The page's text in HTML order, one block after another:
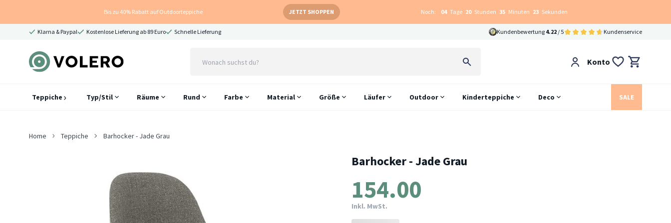
Bis zu 40% Rabatt auf Outdoorteppiche JETZT SHOPPEN Noch: 04 Tage 20 Stunden 35 Minuten 23 Sekunden
Klarna & Paypal Kostenlose Lieferung ab 89 Euro Schnelle Lieferung Kundenbewertung 4.22 / 5 Kundenservice
Konto
Teppiche Typ/Stil Räume Rund Farbe Material Größe Läufer Outdoor Kinderteppiche Deco SALE
Home Teppiche Barhocker - Jade Grau
Barhocker - Jade Grau
154.00
Inkl. MwSt.